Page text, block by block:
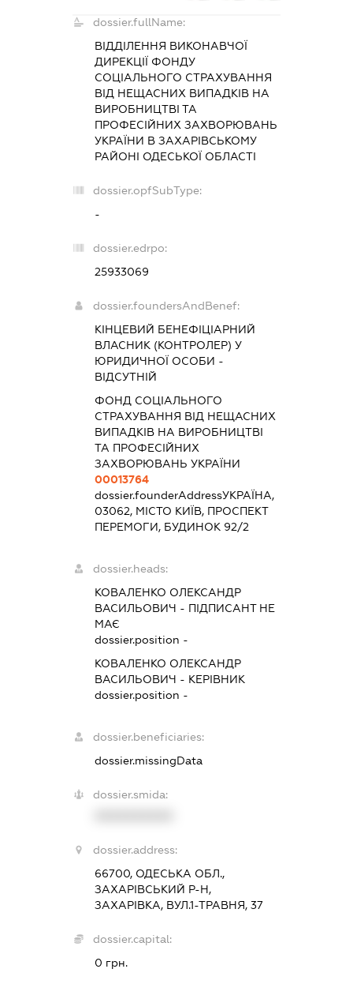
dossier.fullName:
ВІДДІЛЕННЯ ВИКОНАВЧОЇ
ДИРЕКЦІЇ ФОНДУ
СОЦІАЛЬНОГО СТРАХУВАННЯ
ВІД НЕЩАСНИХ ВИПАДКІВ НА
ВИРОБНИЦТВІ ТА
ПРОФЕСІЙНИХ ЗАХВОРЮВАНЬ
УКРАЇНИ В ЗАХАРІВСЬКОМУ
РАЙОНІ ОДЕСЬКОЇ ОБЛАСТІ
dossier.opfSubType:
-
dossier.edrpo:
25933069
dossier.foundersAndBenef:
КІНЦЕВИЙ БЕНЕФІЦІАРНИЙ
ВЛАСНИК (КОНТРОЛЕР) У
ЮРИДИЧНОЇ ОСОБИ -
ВІДСУТНІЙ
ФОНД СОЦІАЛЬНОГО
СТРАХУВАННЯ ВІД НЕЩАСНИХ
ВИПАДКІВ НА ВИРОБНИЦТВІ
ТА ПРОФЕСІЙНИХ
ЗАХВОРЮВАНЬ УКРАЇНИ
00013764
dossier.founderAddressУКРАЇНА,
03062, МІСТО КИЇВ, ПРОСПЕКТ
ПЕРЕМОГИ, БУДИНОК 92/2
dossier.heads:
КОВАЛЕНКО ОЛЕКСАНДР
ВАСИЛЬОВИЧ - ПІДПИСАНТНЕ
МАЄ
dossier.position -
КОВАЛЕНКО ОЛЕКСАНДР
ВАСИЛЬОВИЧ - КЕРІВНИК
dossier.position -
dossier.beneficiaries:
dossier.missingData
dossier.smida:
dossier.address:
66700, ОДЕСЬКА ОБЛ.,
ЗАХАРІВСЬКИЙ Р-Н,
ЗАХАРІВКА, ВУЛ.1-ТРАВНЯ, 37
dossier.capital:
0 грн.